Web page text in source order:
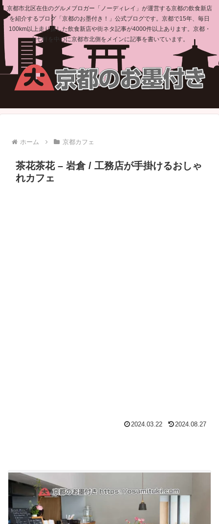
京都市北区在住のグルメブロガー「ノーディレイ」が運営する京都の飲食新店
を紹介するブログ「京都のお墨付き！」公式ブログです。京都で15年、毎日
100km以上走り探した飲食新店や街ネタ記事が4000件以上あります。京都・
上七軒を中心に京都市北側をメインに記事を書いています。
ホーム 京都カフェ
茶花茶花 – 岩倉 / 工務店が手掛けるおしゃ
れカフェ
2024.03.22 2024.08.27